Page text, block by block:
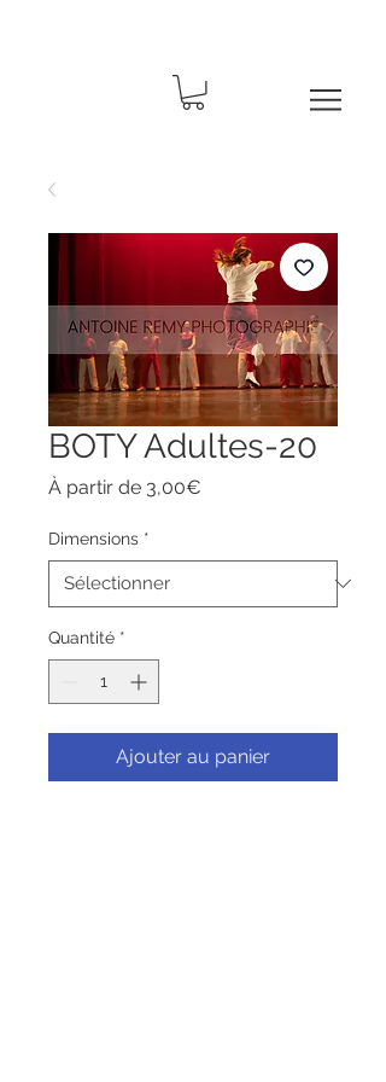
BOTY Adultes-20
À partir de 3,00€
Dimensions *
Quantité *
Ajouter au panier